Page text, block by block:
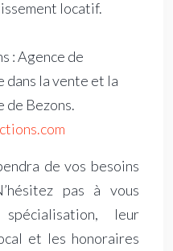
locatif.
: Agence de
la vente et la
de Bezons.
de vos besoins
pas à vous
leur
et les honoraires